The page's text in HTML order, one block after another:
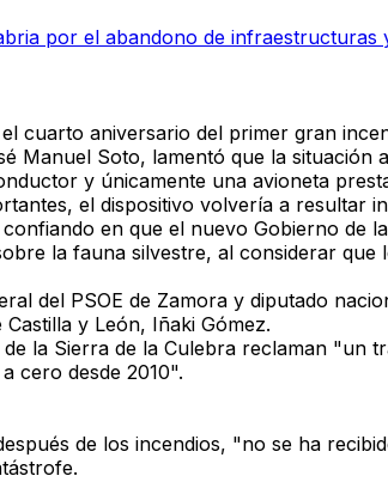
por el abandono de infraestructuras
cuarto aniversario del primer gran
Manuel Soto, lamentó que la situación
y únicamente una avioneta
el dispositivo volvería a resultar
en que el nuevo Gobierno de
la fauna silvestre, al considerar que
del PSOE de Zamora y diputado
y León, Iñaki Gómez.
de la Sierra de la Culebra reclaman "un
cero desde 2010".
de los incendios, "no se ha